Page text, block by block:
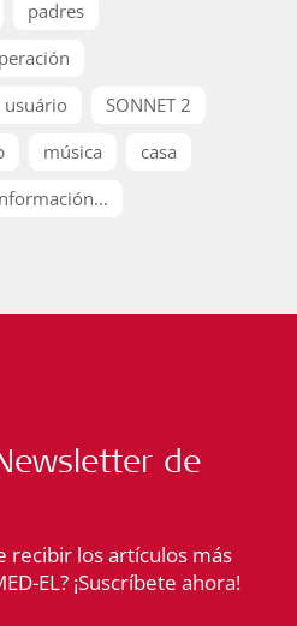
padres
usuário
SONNET 2
música
casa
de
recibir los artículos más
EL? ¡Suscríbete ahora!